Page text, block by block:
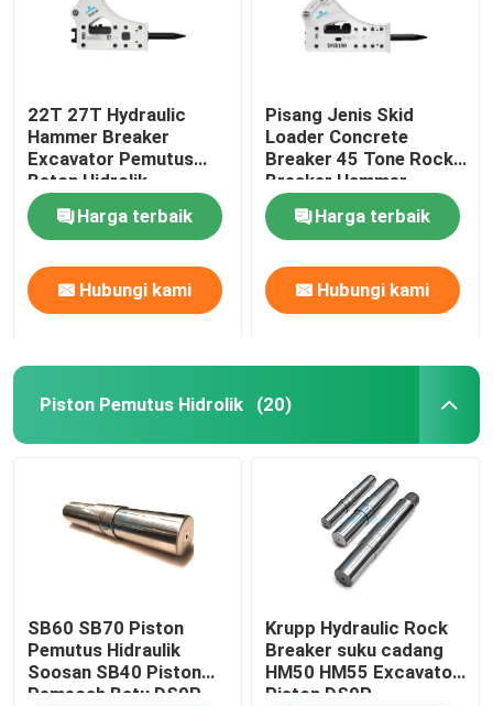
22T 27T Hydraulic
Hammer Breaker
Excavator Pemutus
Beton Hidrolik
Harga terbaik
Hubungi kami
Pisang Jenis Skid
Loader Concrete
Breaker 45 Tone Rock
Breaker Hammer
Harga terbaik
Hubungi kami
Piston Pemutus Hidrolik (20)
SB60 SB70 Piston
Pemutus Hidraulik
Soosan SB40 Piston
Pemecah Batu DS9P
Krupp Hydraulic Rock
Breaker suku cadang
HM50 HM55 Excavator
Piston DS9P